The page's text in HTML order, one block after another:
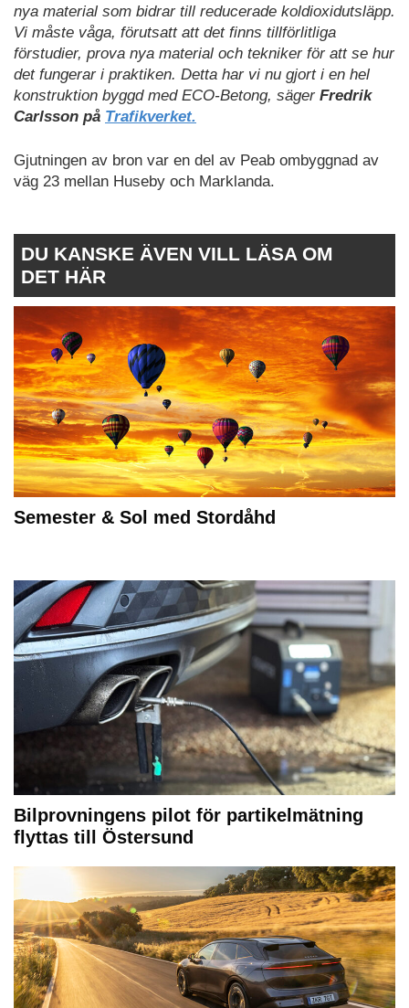
nya material som bidrar till reducerade koldioxidutsläpp.
Vi måste våga, förutsatt att det finns tillförlitliga
förstudier, prova nya material och tekniker för att se hur
det fungerar i praktiken. Detta har vi nu gjort i en hel
konstruktion byggd med ECO-Betong, sägerFredrik
Carlsson på Trafikverket.
Gjutningen av bron var en del av Peab ombyggnad av
väg 23 mellan Huseby och Marklanda.
DU KANSKE ÄVEN VILL LÄSA OM
DET HÄR
Semester & Sol med Stordåhd
Bilprovningens pilot för partikelmätning
flyttas till Östersund